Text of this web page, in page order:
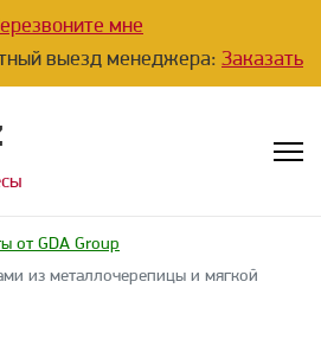
мне
выезд менеджера: Заказать
от GDA Group
из металлочерепицы и мягкой